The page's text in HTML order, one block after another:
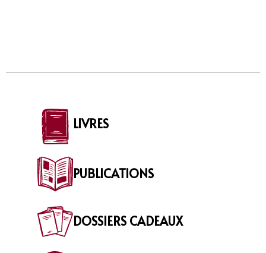
LIVRES
PUBLICATIONS
DOSSIERS CADEAUX